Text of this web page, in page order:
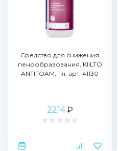
Средство для снижения
пенообразования, KIILTO
ANTIFOAM, 1 л, арт. 41130
2214₽